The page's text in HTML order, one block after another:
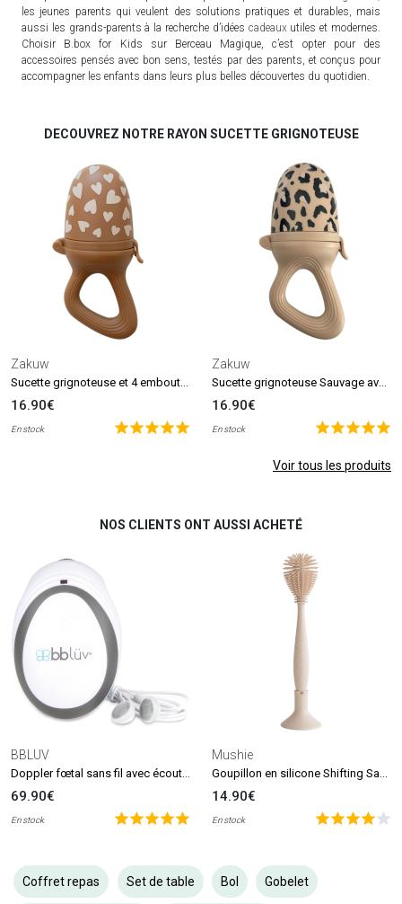
les jeunes parents qui veulent des solutions pratiques et durables, mais
aussi les grands-parents à la recherche d’idées cadeauxutiles et modernes.
Choisir B.box for Kids sur Berceau Magique, c’est opter pour des
accessoires pensés avec bon sens, testés par des parents, et conçus pour
accompagner les enfants dans leurs plus belles découvertes du quotidien.
DECOUVREZ NOTRE RAYON SUCETTE GRIGNOTEUSE
Zakuw
Sucette grignoteuse et 4 embouts Fall In Love camel
16.90€
En stock
Zakuw
Sucette grignoteuse Sauvage avec 4 embouts
16.90€
En stock
Voir tous les produits
NOS CLIENTS ONT AUSSI ACHETÉ
BBLUV
Doppler fœtal sans fil avec écouteurs Echö
69.90€
En stock
Mushie
Goupillon en silicone Shifting Sand
14.90€
En stock
Coffret repas Set de table Bol Gobelet